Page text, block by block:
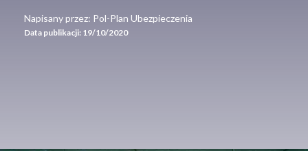
Napisany przez: Pol-Plan Ubezpieczenia
Data publikacji: 19/10/2020